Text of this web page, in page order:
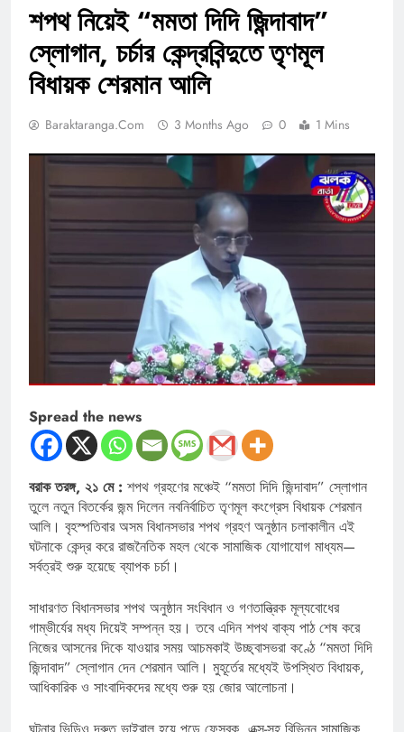
শপথ নিয়েই “মমতা দিদি জিন্দাবাদ”
স্লোগান, চর্চার কেন্দ্রবিন্দুতে তৃণমূল
বিধায়ক শেরমান আলি
Baraktaranga.com 3 Months Ago 0 1 Mins
Spread the news
বরাক তরঙ্গ, ২১ মে : শপথ গ্রহণের মঞ্চেই “মমতা দিদি জিন্দাবাদ” স্লোগান
তুলে নতুন বিতর্কের জন্ম দিলেন নবনির্বাচিত তৃণমূল কংগ্রেস বিধায়ক শেরমান
আলি। বৃহস্পতিবার অসম বিধানসভার শপথ গ্রহণ অনুষ্ঠান চলাকালীন এই
ঘটনাকে কেন্দ্র করে রাজনৈতিক মহল থেকে সামাজিক যোগাযোগ মাধ্যম—
সর্বত্রই শুরু হয়েছে ব্যাপক চর্চা।
সাধারণত বিধানসভার শপথ অনুষ্ঠান সংবিধান ও গণতান্ত্রিক মূল্যবোধের
গাম্ভীর্যের মধ্য দিয়েই সম্পন্ন হয়। তবে এদিন শপথ বাক্য পাঠ শেষ করে
নিজের আসনের দিকে যাওয়ার সময় আচমকাই উচ্ছ্বাসভরা কণ্ঠে “মমতা দিদি
জিন্দাবাদ” স্লোগান দেন শেরমান আলি। মুহূর্তের মধ্যেই উপস্থিত বিধায়ক,
আধিকারিক ও সাংবাদিকদের মধ্যে শুরু হয় জোর আলোচনা।